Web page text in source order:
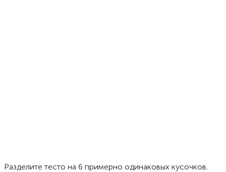
Разделите тесто на 6 примерно одинаковых кусочков.